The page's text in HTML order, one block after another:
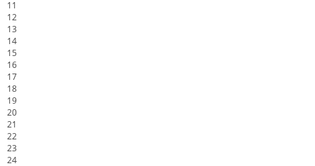
11
12
13
14
15
16
17
18
19
20
21
22
23
24